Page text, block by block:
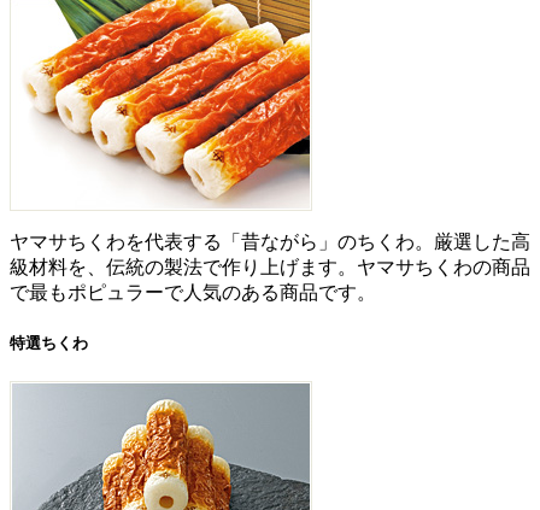
ヤマサちくわを代表する「昔ながら」のちくわ。厳選した高
級材料を、伝統の製法で作り上げます。ヤマサちくわの商品
で最もポピュラーで人気のある商品です。
特選ちくわ